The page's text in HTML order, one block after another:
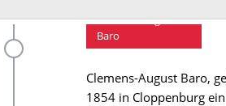
Clemens-August
Baro
Clemens-August Baro,
1854 in Cloppenburg